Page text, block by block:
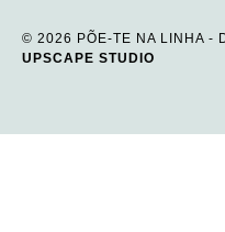
© 2026 PÕE-TE NA LINHA -
UPSCAPE STUDIO